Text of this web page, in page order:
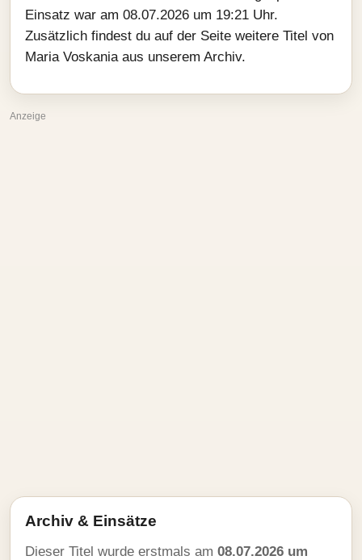
Einsatz war am 08.07.2026 um 19:21 Uhr.
Zusätzlich findest du auf der Seite weitere Titel von
Maria Voskania aus unserem Archiv.
Anzeige
Archiv & Einsätze
Dieser Titel wurde erstmals am 08.07.2026 um